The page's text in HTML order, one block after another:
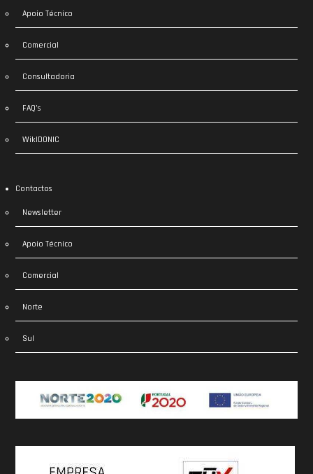
Apoio Técnico
Comercial
Consultadoria
FAQ’s
WikIDONIC
Contactos
Newsletter
Apoio Técnico
Comercial
Norte
Sul